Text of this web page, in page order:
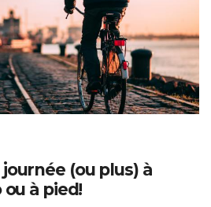
(ou plus) à
à pied!